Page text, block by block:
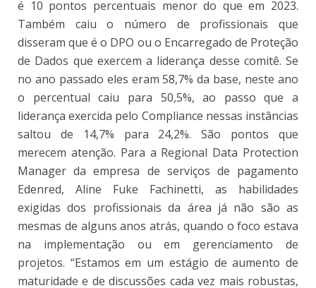
é 10 pontos percentuais menor do que em 2023.
Também caiu o número de profissionais que
disseram que é o DPO ou o Encarregado de Proteção
de Dados que exercem a liderança desse comitê. Se
no ano passado eles eram 58,7% da base, neste ano
o percentual caiu para 50,5%, ao passo que a
liderança exercida pelo Compliance nessas instâncias
saltou de 14,7% para 24,2%. São pontos que
merecem atenção. Para a Regional Data Protection
Manager da empresa de serviços de pagamento
Edenred, Aline Fuke Fachinetti, as habilidades
exigidas dos profissionais da área já não são as
mesmas de alguns anos atrás, quando o foco estava
na implementação ou em gerenciamento de
projetos. “Estamos em um estágio de aumento de
maturidade e de discussões cada vez mais robustas,